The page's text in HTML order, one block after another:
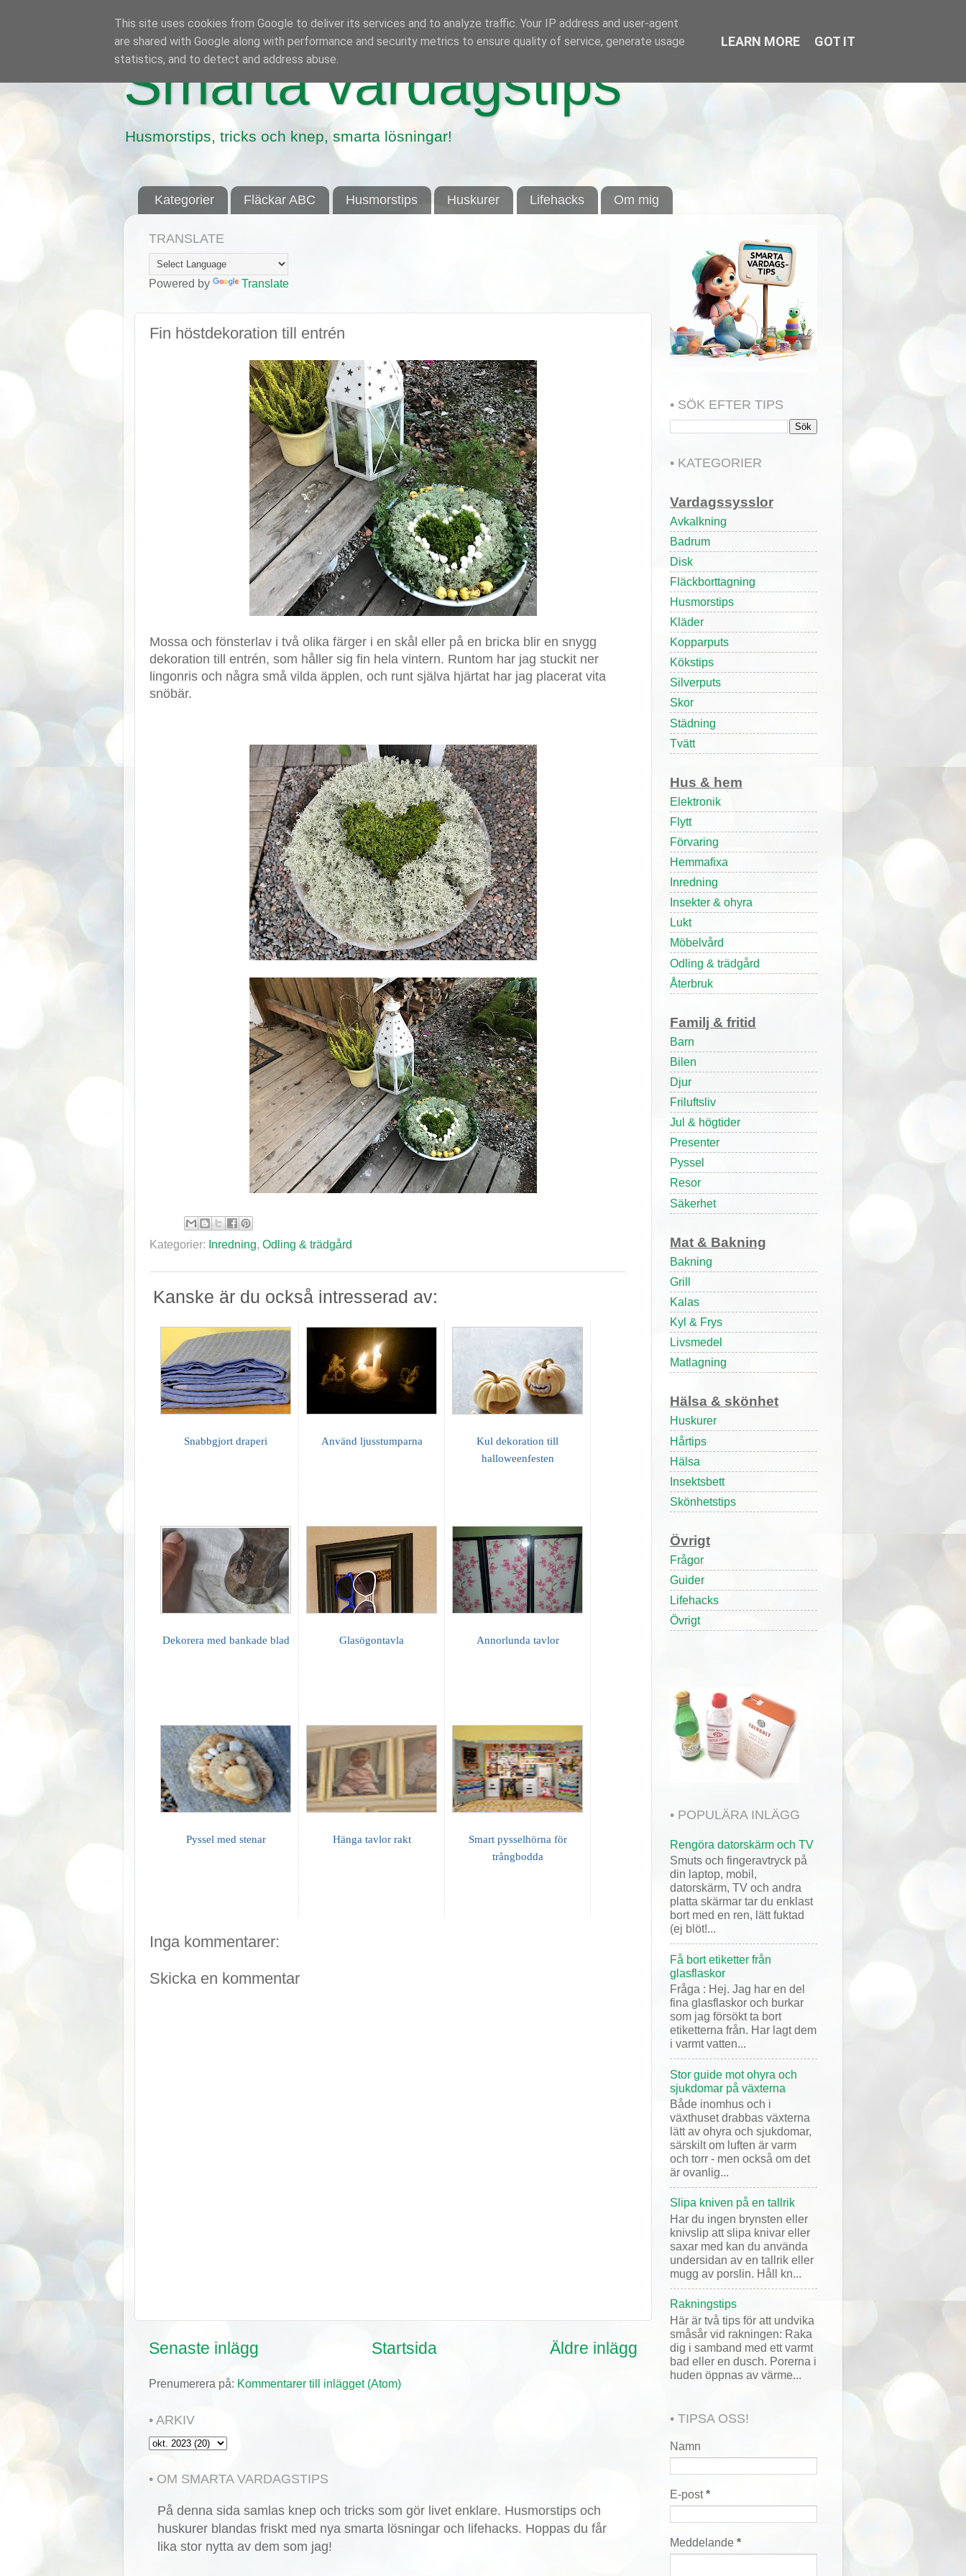
Smarta vardagstips
Husmorstips, tricks och knep, smarta lösningar!
Kategorier Fläckar ABC Husmorstips Huskurer Lifehacks Om mig
TRANSLATE
Powered by Translate
Fin höstdekoration till entrén
Mossa och fönsterlav i två olika färger i en skål eller på en bricka blir en snygg
dekoration till entrén, som håller sig fin hela vintern. Runtom har jag stuckit ner
lingonris och några små vilda äpplen, och runt själva hjärtat har jag placerat vita
snöbär.
Kategorier: Inredning, Odling & trädgård
Kanske är du också intresserad av:
Snabbgjort draperi Använd ljusstumparna
Kul dekoration till
halloweenfesten
Dekorera med bankade blad Glasögontavla Annorlunda tavlor
Pyssel med stenar Hänga tavlor rakt
Smart pysselhörna för
trångbodda
Inga kommentarer:
Skicka en kommentar
Senaste inlägg Äldre inlägg
Startsida
Prenumerera på: Kommentarer till inlägget (Atom)
• ARKIV
• OM SMARTA VARDAGSTIPS
På denna sida samlas knep och tricks som gör livet enklare. Husmorstips och
huskurer blandas friskt med nya smarta lösningar och lifehacks. Hoppas du får
lika stor nytta av dem som jag!
• SÖK EFTER TIPS
• KATEGORIER
Vardagssysslor
Avkalkning
Badrum
Disk
Fläckborttagning
Husmorstips
Kläder
Kopparputs
Kökstips
Silverputs
Skor
Städning
Tvätt
Hus & hem
Elektronik
Flytt
Förvaring
Hemmafixa
Inredning
Insekter & ohyra
Lukt
Möbelvård
Odling & trädgård
Återbruk
Familj & fritid
Barn
Bilen
Djur
Friluftsliv
Jul & högtider
Presenter
Pyssel
Resor
Säkerhet
Mat & Bakning
Bakning
Grill
Kalas
Kyl & Frys
Livsmedel
Matlagning
Hälsa & skönhet
Huskurer
Hårtips
Hälsa
Insektsbett
Skönhetstips
Övrigt
Frågor
Guider
Lifehacks
Övrigt
• POPULÄRA INLÄGG
Rengöra datorskärm och TV
Smuts och fingeravtryck på
din laptop, mobil,
datorskärm, TV och andra
platta skärmar tar du enklast
bort med en ren, lätt fuktad
(ej blöt!...
Få bort etiketter från
glasflaskor
Fråga : Hej. Jag har en del
fina glasflaskor och burkar
som jag försökt ta bort
etiketterna från. Har lagt dem
i varmt vatten...
Stor guide mot ohyra och
sjukdomar på växterna
Både inomhus och i
växthuset drabbas växterna
lätt av ohyra och sjukdomar,
särskilt om luften är varm
och torr - men också om det
är ovanlig...
Slipa kniven på en tallrik
Har du ingen brynsten eller
knivslip att slipa knivar eller
saxar med kan du använda
undersidan av en tallrik eller
mugg av porslin. Håll kn...
Rakningstips
Här är två tips för att undvika
småsår vid rakningen: Raka
dig i samband med ett varmt
bad eller en dusch. Porerna i
huden öppnas av värme...
• TIPSA OSS!
Namn
E-post*
Meddelande *
This site uses cookies from Google to deliver its services and to analyze traffic. Your IP address and user-agent
are shared with Google along with performance and security metrics to ensure quality of service, generate usage
statistics, and to detect and address abuse.
LEARN MORE GOT IT